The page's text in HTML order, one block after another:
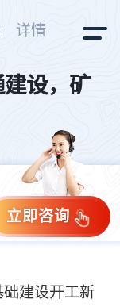
详情
设，矿
立即咨询
础建设开工新